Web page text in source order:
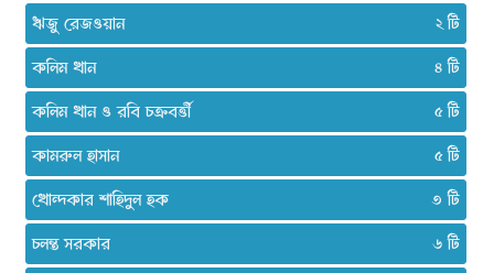
ঋজু রেজওয়ান
২
কলিম খান
৪
কলিম খান ও রবি চক্রবর্ত্তী
৫
কামরুল হাসান
৫
খোন্দকার শাহিদুল হক
৩
চলন্ত সরকার
৬